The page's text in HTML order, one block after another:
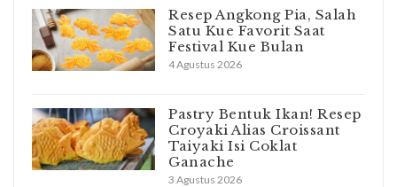
Resep Angkong Pia, Salah
Satu Kue Favorit Saat
Festival Kue Bulan
4 Agustus 2026
Pastry Bentuk Ikan! Resep
Croyaki Alias Croissant
Taiyaki Isi Coklat
Ganache
3 Agustus 2026